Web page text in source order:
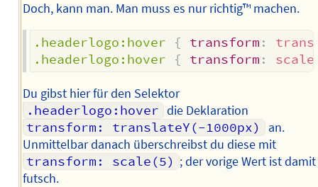
Doch, kann man. Man muss es nur richtig™ machen.
.headerlogo:hover { transform :
.headerlogo:hover
{ transform : scale
Du gibst hier für den Selektor
.headerlogo:hover die Deklaration
transform: translateY(-1000px)
an.
Unmittelbar danach überschreibst du diese mit
transform: scale(5) ; der vorige Wert ist damit
futsch.